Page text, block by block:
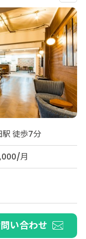
駅 徒歩7分
月
い合わせ